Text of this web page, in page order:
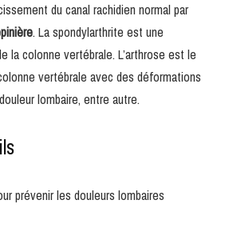
du canal rachidien normal par
. La spondylarthrite est une
la colonne vertébrale. L’arthrose est le
vertébrale avec des déformations
lombaire, entre autre.
prévenir les douleurs lombaires